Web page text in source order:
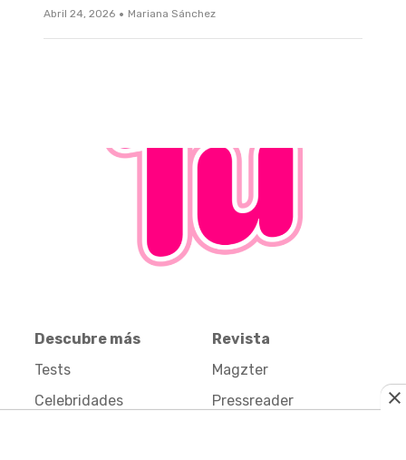
Abril 24, 2026 · Mariana Sánchez
Descubre más
Tests
Celebridades
Revista
Magzter
Pressreader